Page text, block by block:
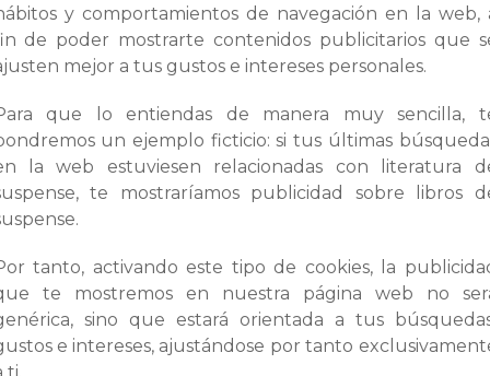
y comportamientos de navegación en la web,
de poder mostrarte contenidos publicitarios que
mejor a tus gustos e intereses personales.
que lo entiendas de manera muy sencilla,
un ejemplo ficticio: si tus últimas
la web estuviesen relacionadas con literatura
te mostraríamos publicidad sobre libros
tanto, activando este tipo de cookies, la
te mostremos en nuestra página web no
sino que estará orientada a tus
e intereses, ajustándose por tanto